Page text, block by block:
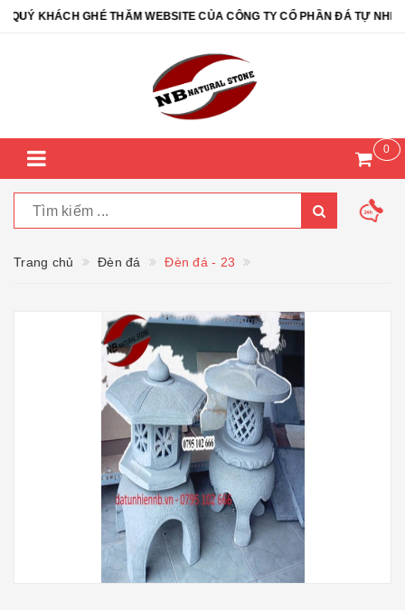
KHÁCH GHÉ THĂM WEBSITE CỦA CÔNG TY CỔ PHẦN ĐÁ TỰ
0
Trang chủ Đèn đá Đèn đá - 23